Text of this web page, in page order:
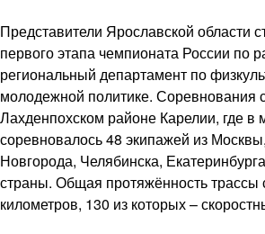
Представители Ярославской области
первого этапа чемпионата России по
региональный департамент по
молодежной политике. Соревнования
Лахденпохском районе Карелии, где в
соревновалось 48 экипажей из
Новгорода, Челябинска,
страны. Общая протяжённость трассы
километров, 130 из которых –